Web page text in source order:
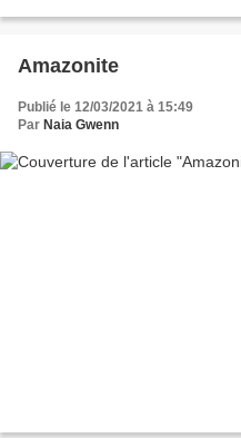
Amazonite
Publié le 12/03/2021 à 15:49
Par Naia Gwenn